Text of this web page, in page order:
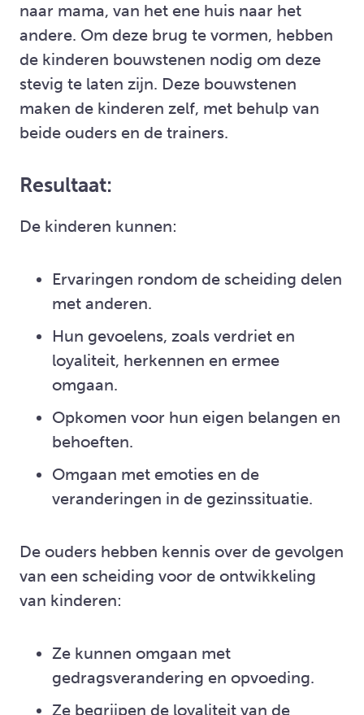
naar mama, van het ene huis naar het
andere. Om deze brug te vormen, hebben
de kinderen bouwstenen nodig om deze
stevig te laten zijn. Deze bouwstenen
maken de kinderen zelf, met behulp van
beide ouders en de trainers.
Resultaat:
De kinderen kunnen:
Ervaringen rondom de scheiding delen
met anderen.
Hun gevoelens, zoals verdriet en
loyaliteit, herkennen en ermee
omgaan.
Opkomen voor hun eigen belangen en
behoeften.
Omgaan met emoties en de
veranderingen in de gezinssituatie.
De ouders hebben kennis over de gevolgen
van een scheiding voor de ontwikkeling
van kinderen:
Ze kunnen omgaan met
gedragsverandering en opvoeding.
Ze begrijpen de loyaliteit van de